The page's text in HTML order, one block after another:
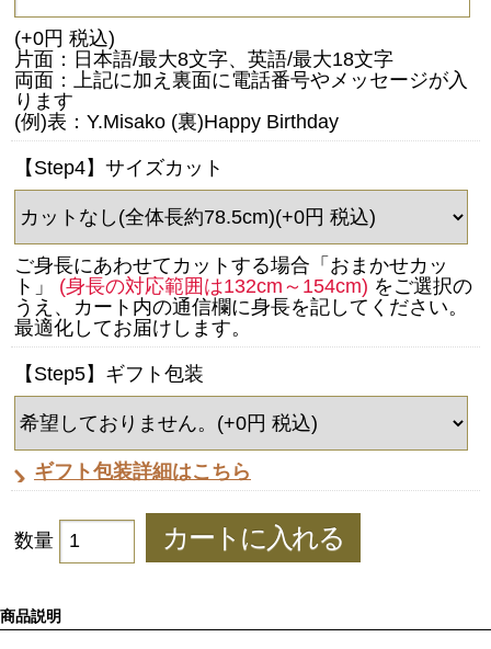
(+0円 税込)
片面：日本語/最大8文字、英語/最大18文字
両面：上記に加え裏面に電話番号やメッセージが入
ります
(例)表：Y.Misako (裏)Happy Birthday
【Step4】サイズカット
ご身長にあわせてカットする場合「おまかせカッ
ト」 (身長の対応範囲は132cm～154cm) をご選択の
うえ、カート内の通信欄に身長を記してください。
最適化してお届けします。
【Step5】ギフト包装
ギフト包装詳細はこちら
数量
商品説明